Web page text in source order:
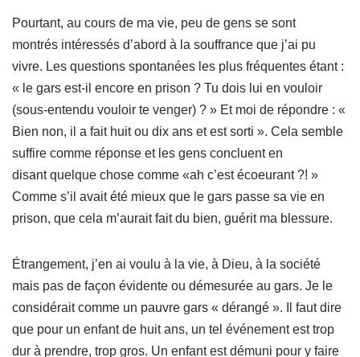
Pourtant, au cours de ma vie, peu de gens se sont
montrés intéressés d’abord à la souffrance que j’ai pu
vivre. Les questions spontanées les plus fréquentes étant :
« le gars est-il encore en prison ? Tu dois lui en vouloir
(sous-entendu vouloir te venger) ? » Et moi de répondre : «
Bien non, il a fait huit ou dix ans et est sorti ». Cela semble
suffire comme réponse et les gens concluent en
disant quelque chose comme «ah c’est écoeurant ?! »
Comme s’il avait été mieux que le gars passe sa vie en
prison, que cela m’aurait fait du bien, guérit ma blessure.
Étrangement, j’en ai voulu à la vie, à Dieu, à la société
mais pas de façon évidente ou démesurée au gars. Je le
considérait comme un pauvre gars « dérangé ». Il faut dire
que pour un enfant de huit ans, un tel événement est trop
dur à prendre, trop gros. Un enfant est démuni pour y faire